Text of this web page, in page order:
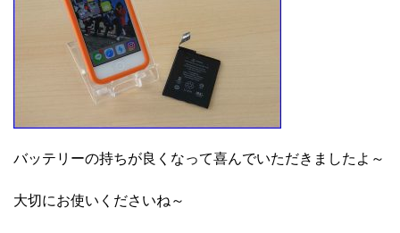
バッテリーの持ちが良くなって喜んでいただきましたよ～
大切にお使いくださいね～